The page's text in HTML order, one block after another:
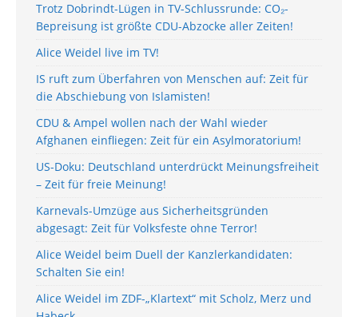
Trotz Dobrindt-Lügen in TV-Schlussrunde: CO₂-
Bepreisung ist größte CDU-Abzocke aller Zeiten!
Alice Weidel live im TV!
IS ruft zum Überfahren von Menschen auf: Zeit für
die Abschiebung von Islamisten!
CDU & Ampel wollen nach der Wahl wieder
Afghanen einfliegen: Zeit für ein Asylmoratorium!
US-Doku: Deutschland unterdrückt Meinungsfreiheit
– Zeit für freie Meinung!
Karnevals-Umzüge aus Sicherheitsgründen
abgesagt: Zeit für Volksfeste ohne Terror!
Alice Weidel beim Duell der Kanzlerkandidaten:
Schalten Sie ein!
Alice Weidel im ZDF-„Klartext“ mit Scholz, Merz und